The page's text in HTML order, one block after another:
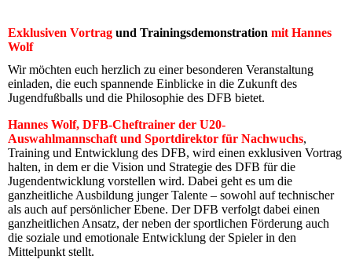
Exklusiven Vortrag und Trainingsdemonstration mit Hannes
Wolf
Wir möchten euch herzlich zu einer besonderen Veranstaltung
einladen, die euch spannende Einblicke in die Zukunft des
Jugendfußballs und die Philosophie des DFB bietet.
Hannes Wolf, DFB-Cheftrainer der U20-
Auswahlmannschaft und Sportdirektor für Nachwuchs,
Training und Entwicklung des DFB, wird einen exklusiven Vortrag
halten, in dem er die Vision und Strategie des DFB für die
Jugendentwicklung vorstellen wird. Dabei geht es um die
ganzheitliche Ausbildung junger Talente – sowohl auf technischer
als auch auf persönlicher Ebene. Der DFB verfolgt dabei einen
ganzheitlichen Ansatz, der neben der sportlichen Förderung auch
die soziale und emotionale Entwicklung der Spieler in den
Mittelpunkt stellt.